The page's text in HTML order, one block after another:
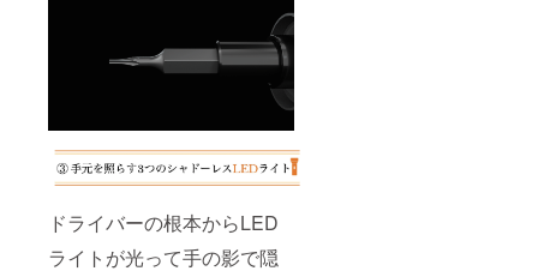
ドライバーの根本からLED
ライトが光って手の影で隠